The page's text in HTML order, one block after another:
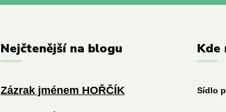
Nejčtenější na blogu
Zázrak jménem HOŘČÍK
Kde
Sídlo